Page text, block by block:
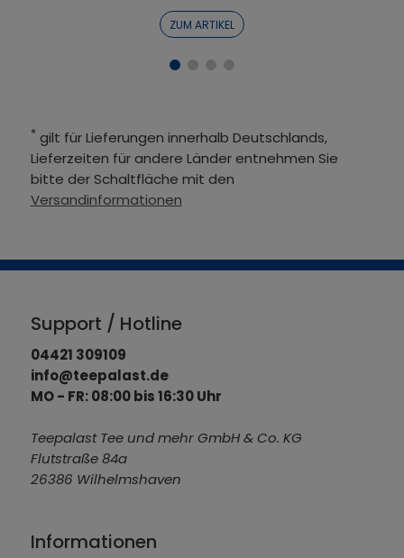
ZUM ARTIKEL
* gilt für Lieferungen innerhalb Deutschlands,
Lieferzeiten für andere Länder entnehmen Sie
bitte der Schaltfläche mit den
Versandinformationen
Support / Hotline
04421 309109
info@teepalast.de
MO - FR: 08:00 bis 16:30 Uhr
Teepalast Tee und mehr GmbH & Co. KG
Flutstraße 84a
26386 Wilhelmshaven
Informationen